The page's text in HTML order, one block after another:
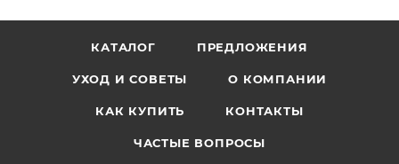
КАТАЛОГ ПРЕДЛОЖЕНИЯ
УХОД И СОВЕТЫ О КОМПАНИИ
КАК КУПИТЬ КОНТАКТЫ
ЧАСТЫЕ ВОПРОСЫ